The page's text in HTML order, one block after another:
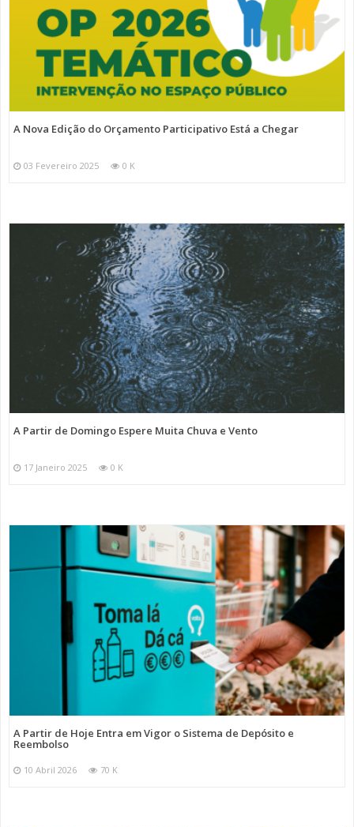
A Nova Edição do Orçamento Participativo Está a Chegar
03 Fevereiro 2025 0 K
A Partir de Domingo Espere Muita Chuva e Vento
17 Janeiro 2025 0 K
A Partir de Hoje Entra em Vigor o Sistema de Depósito e
Reembolso
10 Abril 2026 70 K